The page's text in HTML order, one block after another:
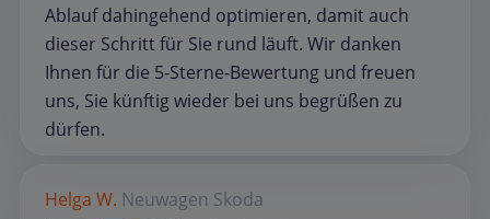
Ablauf dahingehend optimieren, damit auch
dieser Schritt für Sie rund läuft. Wir danken
Ihnen für die 5‑Sterne‑Bewertung und freuen
uns, Sie künftig wieder bei uns begrüßen zu
dürfen.
Helga W. Neuwagen Skoda